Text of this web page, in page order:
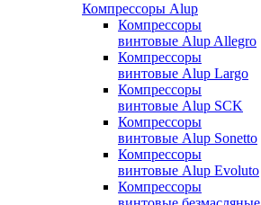
Компрессоры Alup
Компрессоры
винтовые Alup Allegro
Компрессоры
винтовые Alup Largo
Компрессоры
винтовые Alup SCK
Компрессоры
винтовые Alup Sonetto
Компрессоры
винтовые Alup Evoluto
Компрессоры